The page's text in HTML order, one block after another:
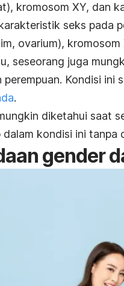
kromosom XY, dan
seks pada
ovarium),
seseorang juga
perempuan. Kondisi ini
.
diketahui saat
kondisi ini tanpa
gender